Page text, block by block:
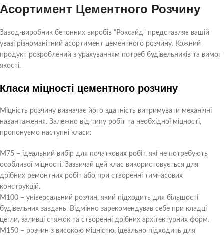
Асортимент Цементного Розчину
Завод-виробник бетонних виробів "Роксайд" представляє вашій
увазі різноманітний асортимент цементного розчину. Кожний
продукт розроблений з урахуванням потреб будівельників та вимог
якості.
Класи міцності цементного розчину
Міцність розчину визначає його здатність витримувати механічні
навантаження. Залежно від типу робіт та необхідної міцності,
пропонуємо наступні класи:
M75 – ідеальний вибір для початкових робіт, які не потребують
особливої міцності. Зазвичай цей клас використовується для
дрібних ремонтних робіт або при створенні тимчасових
конструкцій.
M100 – універсальний розчин, який підходить для більшості
будівельних завдань. Відмінно зарекомендував себе при кладці
цегли, заливці стяжок та створенні дрібних архітектурних форм.
M150 – розчин з високою міцністю, ідеально підходить для